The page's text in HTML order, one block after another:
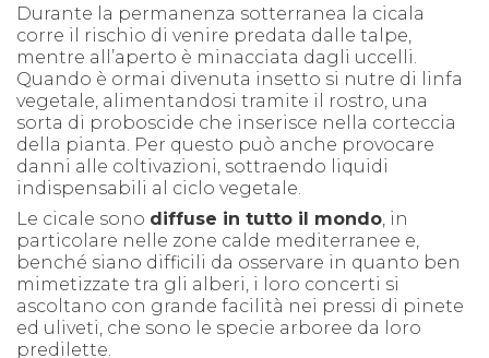
Durante la permanenza sotterranea la cicala
corre il rischio di venire predata dalle talpe,
mentre all’aperto è minacciata dagli uccelli.
Quando è ormai divenuta insetto si nutre di linfa
vegetale, alimentandosi tramite il rostro, una
sorta di proboscide che inserisce nella corteccia
della pianta. Per questo può anche provocare
danni alle coltivazioni, sottraendo liquidi
indispensabili al ciclo vegetale.
Le cicale sono diffuse in tutto il mondo, in
particolare nelle zone calde mediterranee e,
benché siano difficili da osservare in quanto ben
mimetizzate tra gli alberi, i loro concerti si
ascoltano con grande facilità nei pressi di pinete
ed uliveti, che sono le specie arboree da loro
predilette.